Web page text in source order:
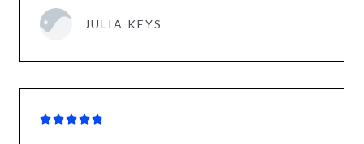
JULIA KEYS
